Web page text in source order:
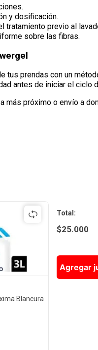
y dosificación.
tratamiento previo al
sobre las fibras.
prendas con un
antes de iniciar el ciclo
más próximo o envío a
Blancura
Total:
$25.000
Agregar